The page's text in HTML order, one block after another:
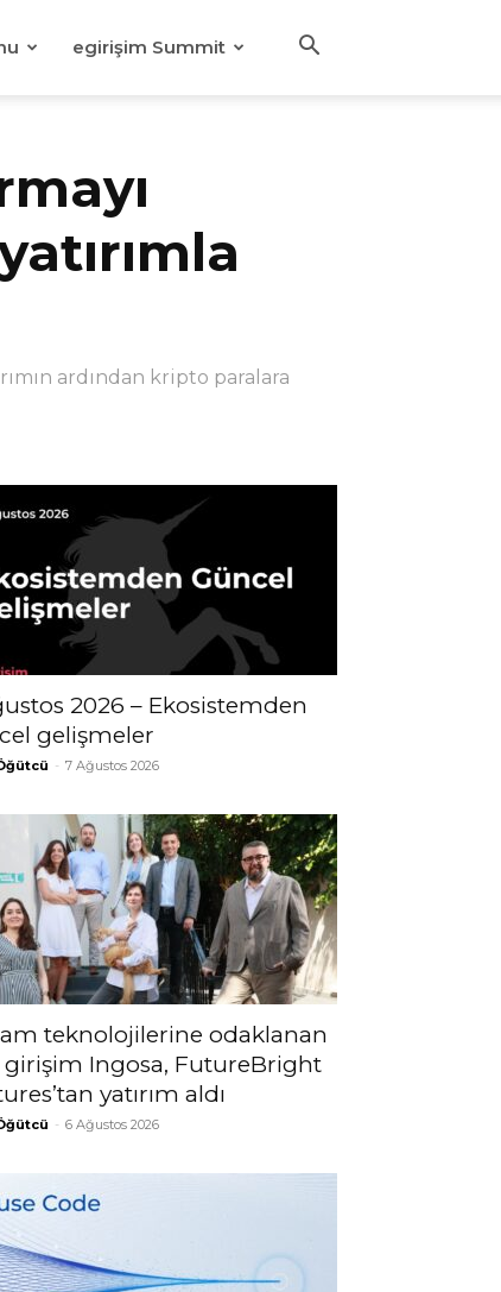
egirişim Summit
ardından kripto paralara
2026 – Ekosistemden
gelişmeler
- 7 Ağustos 2026
teknolojilerine odaklanan
girişim Ingosa, FutureBright
yatırım aldı
- 6 Ağustos 2026